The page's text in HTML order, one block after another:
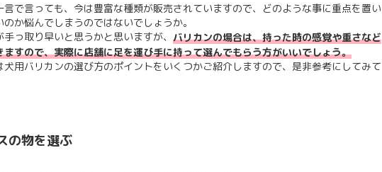
言で言っても、今は豊富な種類が販売されていますので、どのような事に重点を置い
か悩んでしまうのではないでしょうか。
っ取り早いと思うかと思いますが、 バリカンの場合は、持った時の感覚や重さなど
ますので、実際に店舗に足を運び手に持って選んでもらう方がいいでしょう。
犬用バリカンの選び方のポイントをいくつかご紹介しますので、是非参考にしてみて
の物を選ぶ